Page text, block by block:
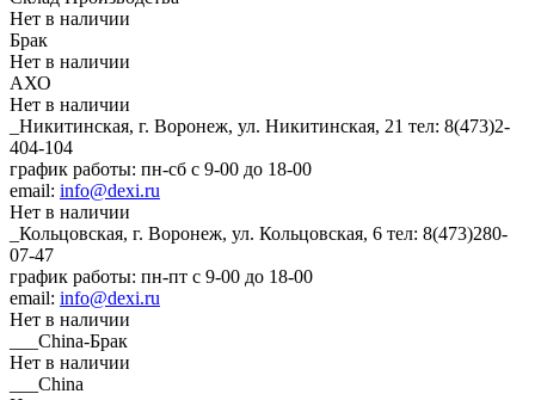
Нет в наличии
Брак
Нет в наличии
АХО
Нет в наличии
_Никитинская, г. Воронеж, ул. Никитинская, 21 тел: 8(473)2-
404-104
график работы: пн-сб с 9-00 до 18-00
email: info@dexi.ru
Нет в наличии
_Кольцовская, г. Воронеж, ул. Кольцовская, 6 тел: 8(473)280-
07-47
график работы: пн-пт с 9-00 до 18-00
email: info@dexi.ru
Нет в наличии
___China-Брак
Нет в наличии
___China